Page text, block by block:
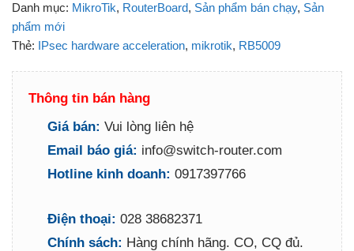
Danh mục: MikroTik, RouterBoard, Sản phẩm bán chạy, Sản
phẩm mới
Thẻ: IPsec hardware acceleration, mikrotik, RB5009
Thông tin bán hàng
Giá bán: Vui lòng liên hệ
Email báo giá: info@switch-router.com
Hotline kinh doanh: 0917397766
Điện thoại: 028 38682371
Chính sách: Hàng chính hãng. CO, CQ đủ.